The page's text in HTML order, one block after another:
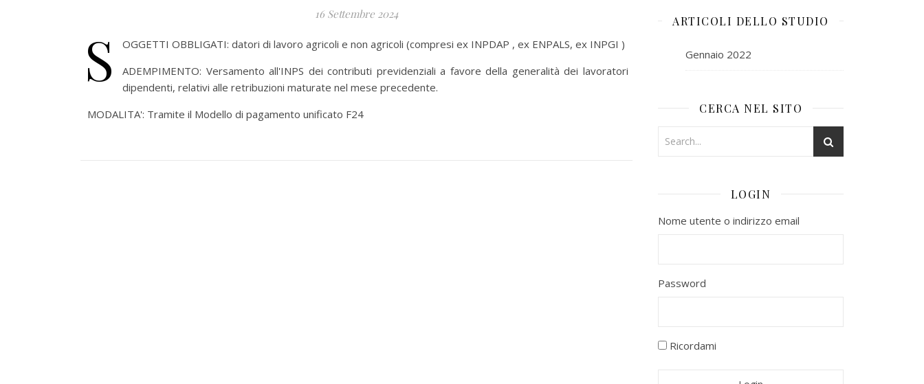
16 Settembre 2024
S
OGGETTI OBBLIGATI: datori di lavoro agricoli e non agricoli (compresi ex INPDAP , ex ENPALS, ex INPGI )
ADEMPIMENTO: Versamento all'INPS dei contributi previdenziali a favore della generalità dei lavoratori
dipendenti, relativi alle retribuzioni maturate nel mese precedente.
MODALITA': Tramite il Modello di pagamento unificato F24
ARTICOLI DELLO STUDIO
Gennaio 2022
CERCA NEL SITO
LOGIN
Nome utente o indirizzo email
Password
Ricordami